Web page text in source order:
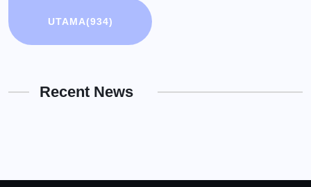
UTAMA(934)
Recent News